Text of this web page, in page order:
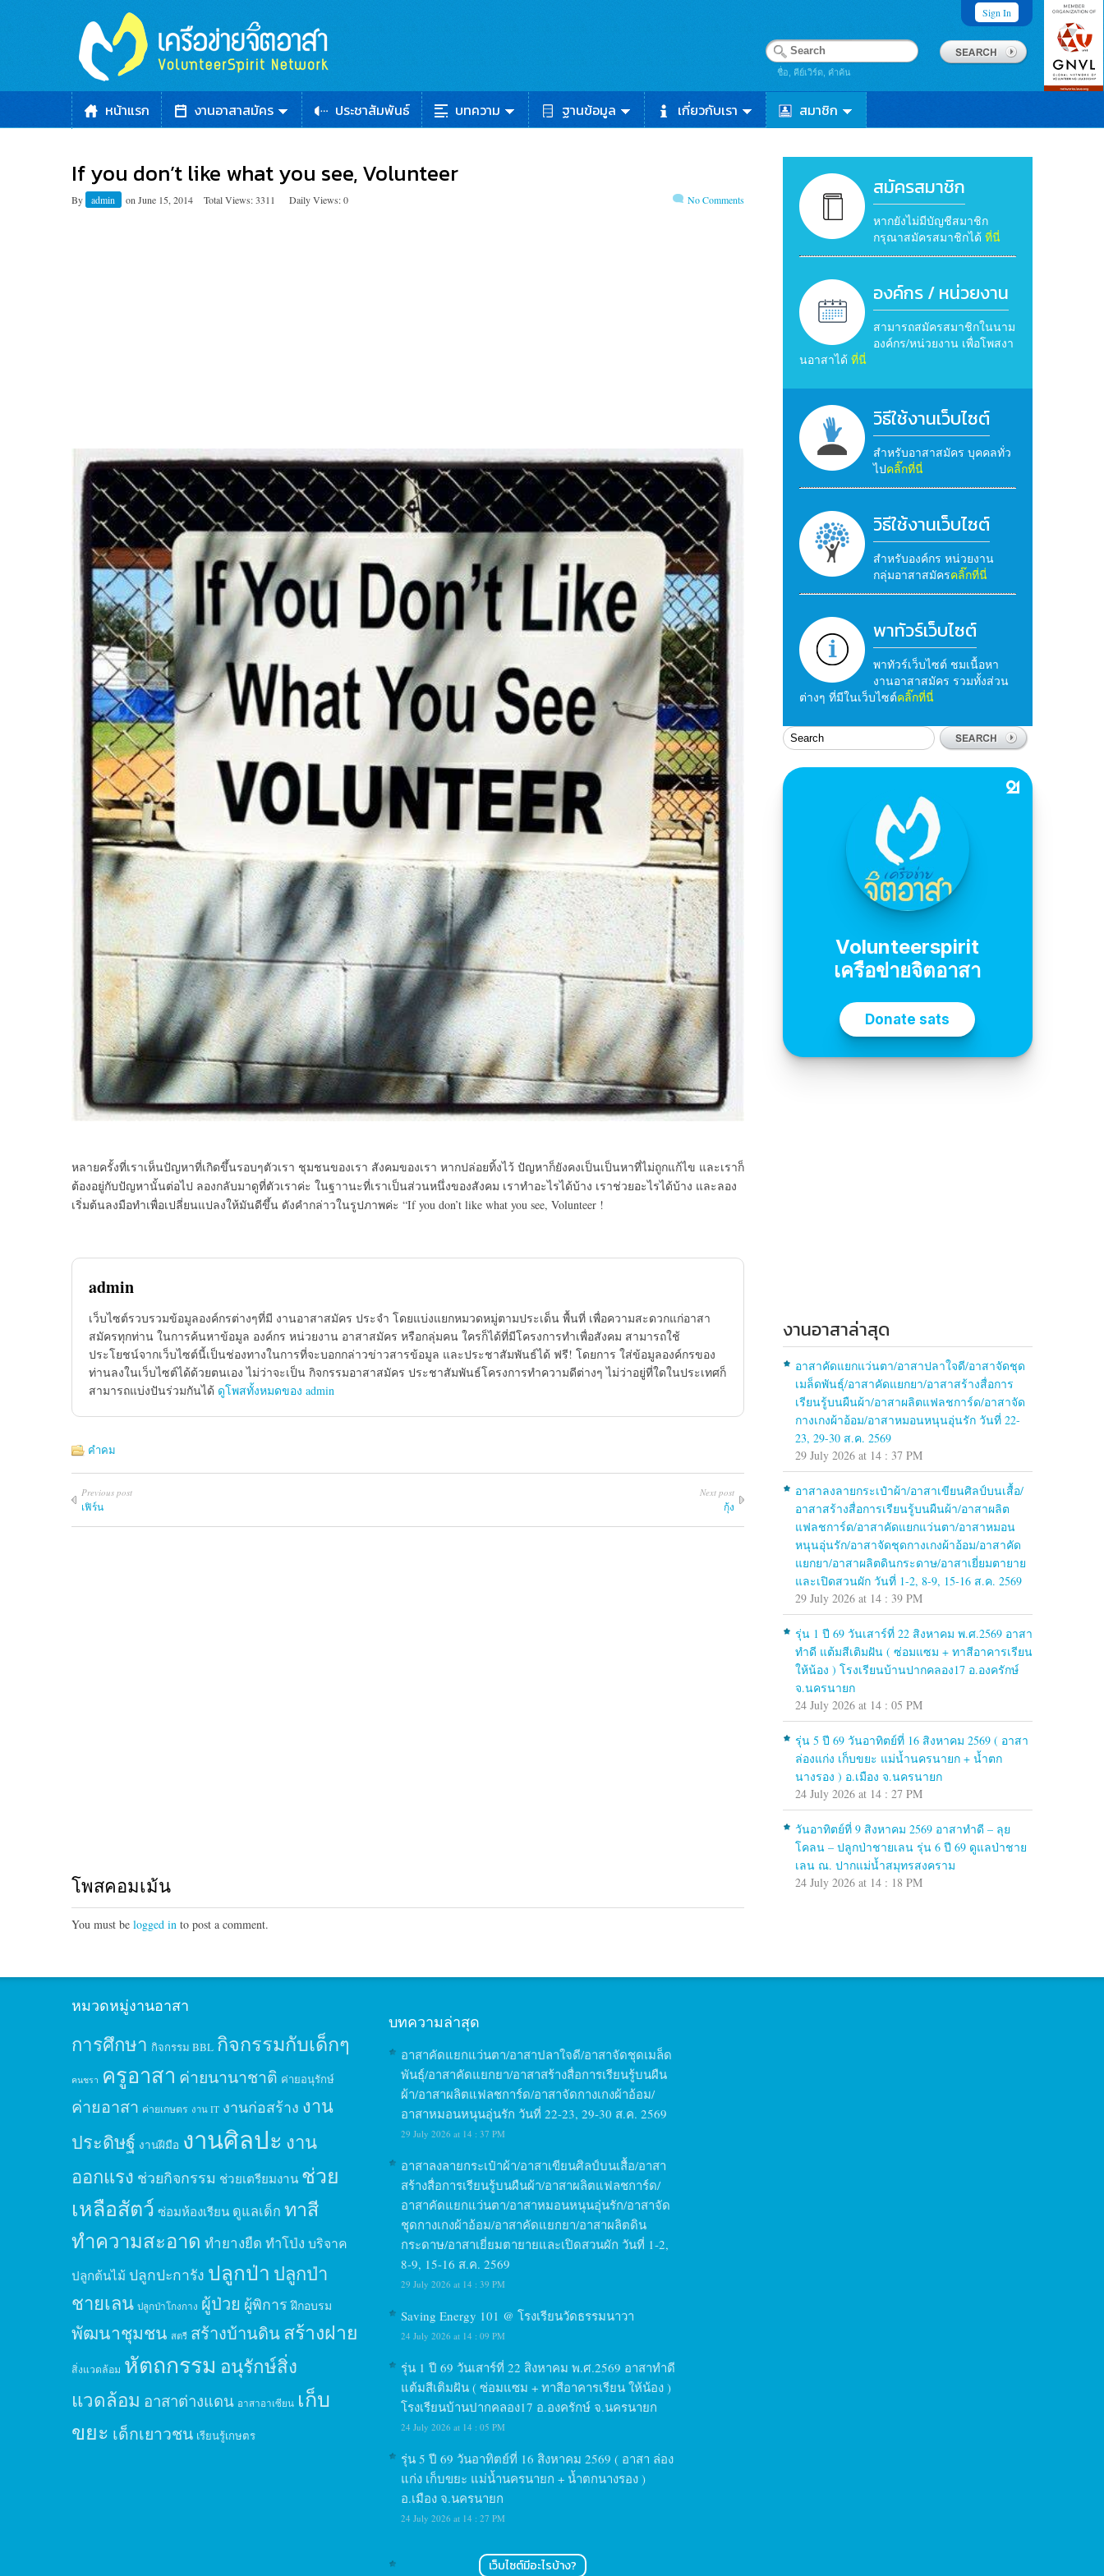
Sign In
ชื่อ, คีย์เวิร์ด, คำค้น
หน้าแรก งานอาสาสมัคร ประชาสัมพันธ์ บทความ ฐานข้อมูล เกี่ยวกับเรา สมาชิก
If you don’t like what you see, Volunteer
By admin on June 15, 2014 Total Views: 3311 Daily Views: 0 No Comments
หลายครั้งที่เราเห็นปัญหาที่เกิดขึ้นรอบๆตัวเรา ชุมชนของเรา สังคมของเรา หากปล่อยทิ้งไว้ ปัญหาก็ยังคงเป็นเป็นหาที่ไม่ถูกแก้ไข และเราก็
ต้องอยู่กับปัญหานั้นต่อไป ลองกลับมาดูที่ตัวเราค่ะ ในฐาานะที่เราเป็นส่วนหนึ่งของสังคม เราทำอะไรได้บ้าง เราช่วยอะไรได้บ้าง และลอง
เริ่มต้นลงมือทำเพื่อเปลี่ยนแปลงให้มันดีขึ้น ดังคำกล่าวในรูปภาพค่ะ “If you don’t like what you see, Volunteer !
admin
เว็บไซต์รวบรวมข้อมูลองค์กรต่างๆที่มี งานอาสาสมัคร ประจำ โดยแบ่งแยกหมวดหมู่ตามประเด็น พื้นที่ เพื่อความสะดวกแก่อาสา
สมัครทุกท่าน ในการค้นหาข้อมูล องค์กร หน่วยงาน อาสาสมัคร หรือกลุ่มคน ใครก็ได้ที่มีโครงการทำเพื่อสังคม สามารถใช้
ประโยชน์จากเว็บไซต์นี้เป็นช่องทางในการที่จะบอกกล่าวข่าวสารข้อมูล และประชาสัมพันธ์ได้ ฟรี! โดยการ ใส่ข้อมูลองค์กรของ
ท่านลงในเว็บไซต์ได้ด้วยตนเอง ไม่ว่าจะเป็น กิจกรรมอาสาสมัคร ประชาสัมพันธ์โครงการทำความดีต่างๆ ไม่ว่าอยู่ที่ใดในประเทศก็
สามารถแบ่งปันร่วมกันได้ ดูโพสทั้งหมดของ admin
คำคม
Previous post
เฟิร์น
Next post
กุ้ง
โพสคอมเม้น
You must be logged in to post a comment.
สมัครสมาชิก
หากยังไม่มีบัญชีสมาชิก
กรุณาสมัครสมาชิกได้ ที่นี่
องค์กร / หน่วยงาน
สามารถสมัครสมาชิกในนาม
องค์กร/หน่วยงาน เพื่อโพสงา
นอาสาได้ ที่นี่
วิธีใช้งานเว็บไซต์
สำหรับอาสาสมัคร บุคคลทั่ว
ไปคลิ๊กที่นี่
วิธีใช้งานเว็บไซต์
สำหรับองค์กร หน่วยงาน
กลุ่มอาสาสมัครคลิ๊กที่นี่
พาทัวร์เว็บไซต์
พาทัวร์เว็บไซต์ ชมเนื้อหา
งานอาสาสมัคร รวมทั้งส่วน
ต่างๆ ที่มีในเว็บไซต์คลิ๊กที่นี่
งานอาสาล่าสุด
อาสาคัดแยกแว่นตา/อาสาปลาใจดี/อาสาจัดชุด
เมล็ดพันธุ์/อาสาคัดแยกยา/อาสาสร้างสื่อการ
เรียนรู้บนผืนผ้า/อาสาผลิตแฟลชการ์ด/อาสาจัด
กางเกงผ้าอ้อม/อาสาหมอนหนุนอุ่นรัก วันที่ 22-
23, 29-30 ส.ค. 2569
29 July 2026 at 14 : 37 PM
อาสาลงลายกระเป๋าผ้า/อาสาเขียนศิลป์บนเสื้อ/
อาสาสร้างสื่อการเรียนรู้บนผืนผ้า/อาสาผลิต
แฟลชการ์ด/อาสาคัดแยกแว่นตา/อาสาหมอน
หนุนอุ่นรัก/อาสาจัดชุดกางเกงผ้าอ้อม/อาสาคัด
แยกยา/อาสาผลิตดินกระดาษ/อาสาเยี่ยมตายาย
และเปิดสวนผัก วันที่ 1-2, 8-9, 15-16 ส.ค. 2569
29 July 2026 at 14 : 39 PM
รุ่น 1 ปี 69 วันเสาร์ที่ 22 สิงหาคม พ.ศ.2569 อาสา
ทำดี แต้มสีเติมฝัน ( ซ่อมแซม + ทาสีอาคารเรียน
ให้น้อง ) โรงเรียนบ้านปากคลอง17 อ.องครักษ์
จ.นครนายก
24 July 2026 at 14 : 05 PM
รุ่น 5 ปี 69 วันอาทิตย์ที่ 16 สิงหาคม 2569 ( อาสา
ล่องแก่ง เก็บขยะ แม่น้ำนครนายก + น้ำตก
นางรอง ) อ.เมือง จ.นครนายก
24 July 2026 at 14 : 27 PM
วันอาทิตย์ที่ 9 สิงหาคม 2569 อาสาทำดี – ลุย
โคลน – ปลูกป่าชายเลน รุ่น 6 ปี 69 ดูแลป่าชาย
เลน ณ. ปากแม่น้ำสมุทรสงคราม
24 July 2026 at 14 : 18 PM
หมวดหมู่งานอาสา
การศึกษา กิจกรรม BBL กิจกรรมกับเด็กๆ
คนชรา ครูอาสา ค่ายนานาชาติ ค่ายอนุรักษ์
ค่ายอาสา ค่ายเกษตร งาน IT งานก่อสร้าง งาน
ประดิษฐ์ งานฝีมือ งานศิลปะ งาน
ออกแรง ช่วยกิจกรรม ช่วยเตรียมงาน ช่วย
เหลือสัตว์ ซ่อมห้องเรียน ดูแลเด็ก ทาสี
ทำความสะอาด ทำยางยืด ทำโป่ง บริจาค
ปลูกต้นไม้ ปลูกปะการัง ปลูกป่า ปลูกป่า
ชายเลน ปลูกป่าโกงกาง ผู้ป่วย ผู้พิการ ฝึกอบรม
พัฒนาชุมชน สตรี สร้างบ้านดินสร้างฝาย
สิ่งแวดล้อม หัตถกรรม อนุรักษ์สิ่ง
แวดล้อม อาสาต่างแดน อาสาอาเซียน เก็บ
ขยะ เด็กเยาวชน เรียนรู้เกษตร
บทความล่าสุด
อาสาคัดแยกแว่นตา/อาสาปลาใจดี/อาสาจัดชุดเมล็ด
พันธุ์/อาสาคัดแยกยา/อาสาสร้างสื่อการเรียนรู้บนผืน
ผ้า/อาสาผลิตแฟลชการ์ด/อาสาจัดกางเกงผ้าอ้อม/
อาสาหมอนหนุนอุ่นรัก วันที่ 22-23, 29-30 ส.ค. 2569
29 July 2026 at 14 : 37 PM
อาสาลงลายกระเป๋าผ้า/อาสาเขียนศิลป์บนเสื้อ/อาสา
สร้างสื่อการเรียนรู้บนผืนผ้า/อาสาผลิตแฟลชการ์ด/
อาสาคัดแยกแว่นตา/อาสาหมอนหนุนอุ่นรัก/อาสาจัด
ชุดกางเกงผ้าอ้อม/อาสาคัดแยกยา/อาสาผลิตดิน
กระดาษ/อาสาเยี่ยมตายายและเปิดสวนผัก วันที่ 1-2,
8-9, 15-16 ส.ค. 2569
29 July 2026 at 14 : 39 PM
Saving Energy 101 @ โรงเรียนวัดธรรมนาวา
24 July 2026 at 14 : 09 PM
รุ่น 1 ปี 69 วันเสาร์ที่ 22 สิงหาคม พ.ศ.2569 อาสาทำดี
แต้มสีเติมฝัน ( ซ่อมแซม + ทาสีอาคารเรียน ให้น้อง )
โรงเรียนบ้านปากคลอง17 อ.องครักษ์ จ.นครนายก
24 July 2026 at 14 : 05 PM
รุ่น 5 ปี 69 วันอาทิตย์ที่ 16 สิงหาคม 2569 ( อาสา ล่อง
แก่ง เก็บขยะ แม่น้ำนครนายก + น้ำตกนางรอง )
อ.เมือง จ.นครนายก
24 July 2026 at 14 : 27 PM
เว็บไซต์มีอะไรบ้าง?